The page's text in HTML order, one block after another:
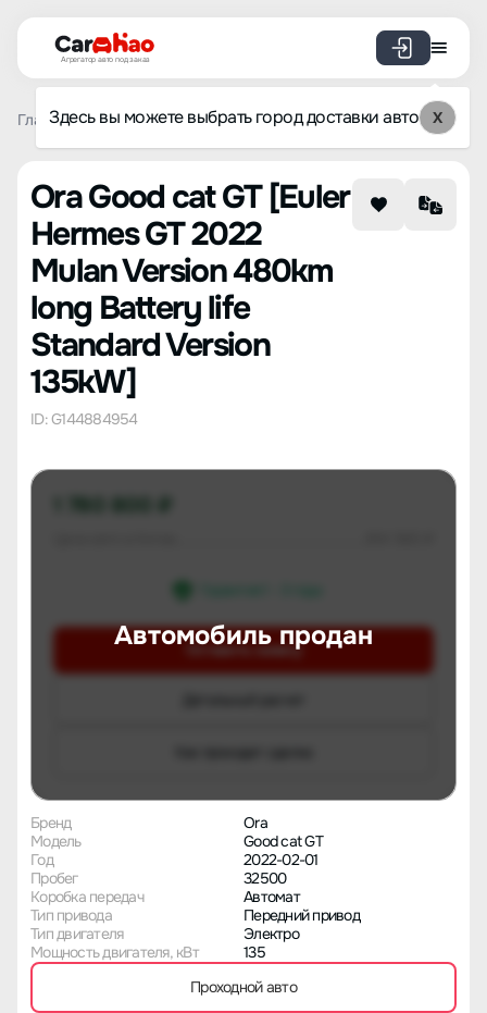
Агрегатор авто под заказ
Здесь вы можете выбрать город доставки авто X
Главная Список брендов Ora Good cat GT Euler
Ora Good cat GT [Euler
Hermes GT 2022
Mulan Version 480km
long Battery life
Standard Version
135kW]
ID: G144884954
Автомобиль продан
Оставить заявку
Бренд
Ora
Модель
Good cat GT
Год
2022-02-01
Пробег
32500
Коробка передач
Автомат
Тип привода
Передний привод
Тип двигателя
Электро
Мощность двигателя, кВт
135
Проходной авто